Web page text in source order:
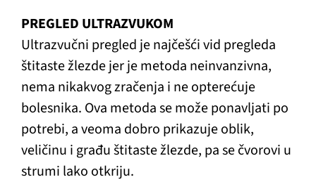
PREGLED ULTRAZVUKOM
Ultrazvučni pregled je najčešći vid pregleda
štitaste žlezde jer je metoda neinvanzivna,
nema nikakvog zračenja i ne opterećuje
bolesnika. Ova metoda se može ponavljati po
potrebi, a veoma dobro prikazuje oblik,
veličinu i građu štitaste žlezde, pa se čvorovi u
strumi lako otkriju.